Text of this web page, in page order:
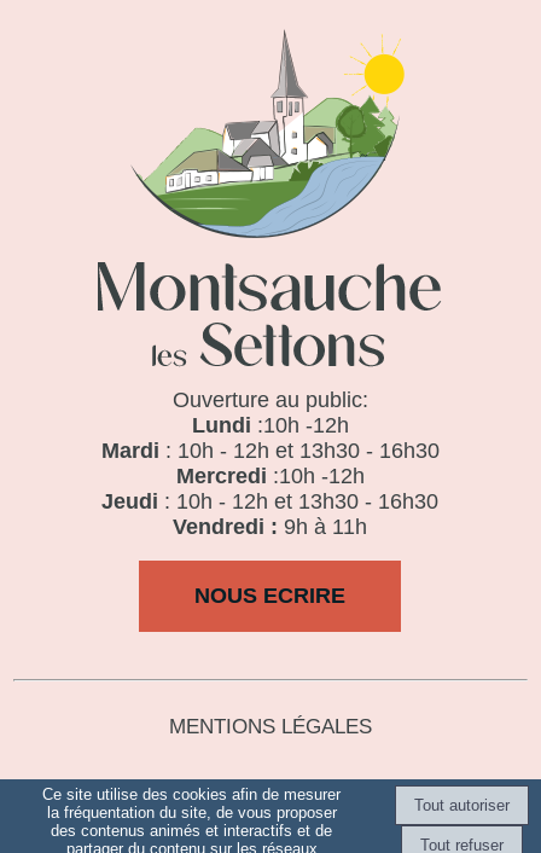
Ouverture au public:
Lundi :10h -12h
Mardi : 10h - 12h et 13h30 - 16h30
Mercredi :10h -12h
Jeudi : 10h - 12h et 13h30 - 16h30
Vendredi : 9h à 11h
NOUS ECRIRE
MENTIONS LÉGALES
Site commercialisé par Centre France Solution Pro - Création et
Ce site utilise des cookies afin de mesurer
la fréquentation du site, de vous proposer
des contenus animés et interactifs et de
partager du contenu sur les réseaux